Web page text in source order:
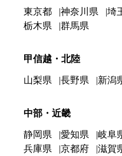
東京都 神奈川県 埼
栃木県
群馬県
甲信越・北陸
山梨県 長野県 新潟
中部・近畿
静岡県 愛知県 岐阜
兵庫県
京都府 滋賀